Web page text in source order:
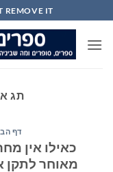
to
content
IT...
תג
דף
כאילו אין
מאוחר לתקן